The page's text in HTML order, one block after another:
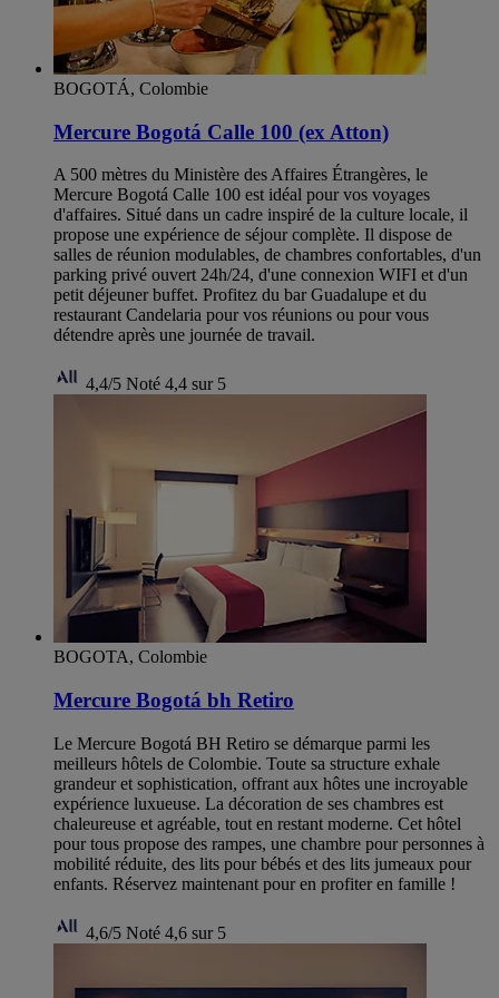
BOGOTÁ, Colombie
Mercure Bogotá Calle 100 (ex Atton)
A 500 mètres du Ministère des Affaires Étrangères, le
Mercure Bogotá Calle 100 est idéal pour vos voyages
d'affaires. Situé dans un cadre inspiré de la culture locale, il
propose une expérience de séjour complète. Il dispose de
salles de réunion modulables, de chambres confortables, d'un
parking privé ouvert 24h/24, d'une connexion WIFI et d'un
petit déjeuner buffet. Profitez du bar Guadalupe et du
restaurant Candelaria pour vos réunions ou pour vous
détendre après une journée de travail.
4,4/5 Noté 4,4 sur 5
BOGOTA, Colombie
Mercure Bogotá bh Retiro
Le Mercure Bogotá BH Retiro se démarque parmi les
meilleurs hôtels de Colombie. Toute sa structure exhale
grandeur et sophistication, offrant aux hôtes une incroyable
expérience luxueuse. La décoration de ses chambres est
chaleureuse et agréable, tout en restant moderne. Cet hôtel
pour tous propose des rampes, une chambre pour personnes à
mobilité réduite, des lits pour bébés et des lits jumeaux pour
enfants. Réservez maintenant pour en profiter en famille !
4,6/5 Noté 4,6 sur 5